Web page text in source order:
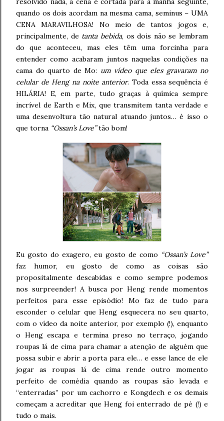
quando os dois acordam na mesma cama, seminus – UMA
CENA MARAVILHOSA! No meio de tantos jogos e,
principalmente, de tanta bebida, os dois não se lembram
do que aconteceu, mas eles têm uma forcinha para
entender como acabaram juntos naquelas condições na
cama do quarto de Mo: um vídeo que eles gravaram no
celular de Heng na noite anterior. Toda essa sequência é
HILÁRIA! E, em parte, tudo graças à química sempre
incrível de Earth e Mix, que transmitem tanta verdade e
uma desenvoltura tão natural atuando juntos… é isso o
que torna “Ossan’s Love”tão bom!
Eu gosto do exagero, eu gosto de como “Ossan’s Love”
faz humor, eu gosto de como as coisas são
propositalmente descabidas e como sempre podemos
nos surpreender! A busca por Heng rende momentos
perfeitos para esse episódio! Mo faz de tudo para
esconder o celular que Heng esquecera no seu quarto,
com o vídeo da noite anterior, por exemplo (!), enquanto
o Heng escapa e termina preso no terraço, jogando
roupas lá de cima para chamar a atenção de alguém que
possa subir e abrir a porta para ele… e esse lance de ele
jogar as roupas lá de cima rende outro momento
perfeito de comédia quando as roupas são levada e
“enterradas” por um cachorro e Kongdech e os demais
começam a acreditar que Heng foi enterrado de pé (!) e
tudo o mais.